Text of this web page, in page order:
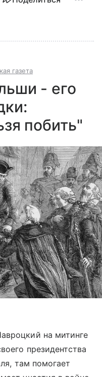
газета
- его
побить"
на митинге
президентства
там помогает